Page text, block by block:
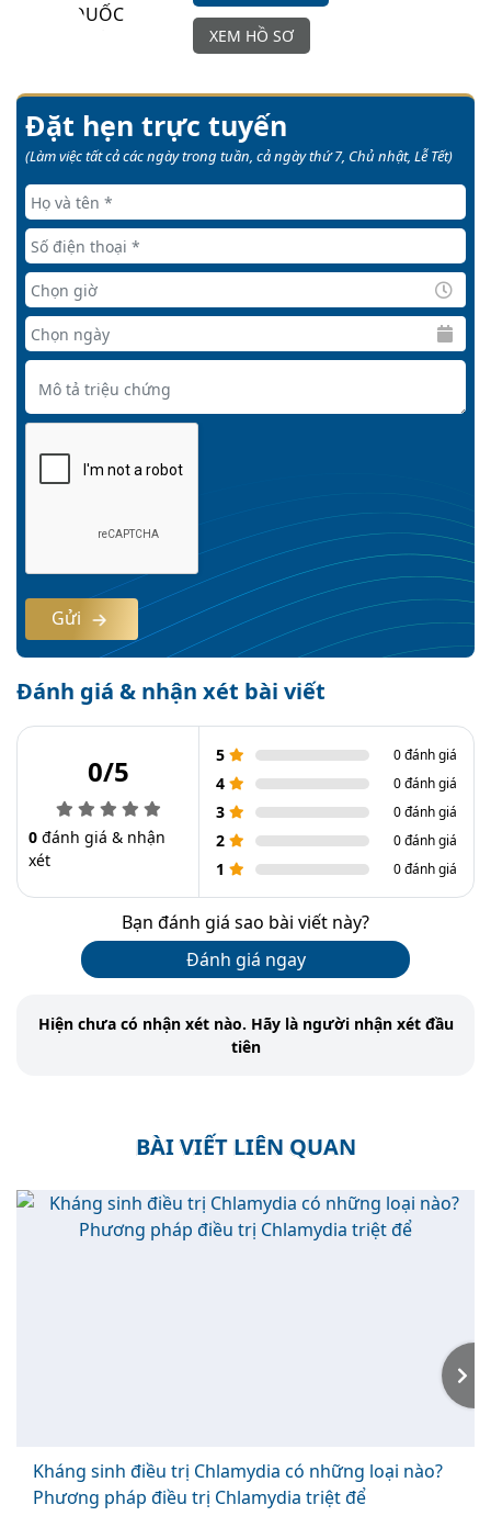
XEM HỒ SƠ
Đặt hẹn trực tuyến
(Làm việc tất cả các ngày trong tuần, cả ngày thứ 7, Chủ nhật, Lễ Tết)
Gửi
Đánh giá & nhận xét bài viết
0/5
0 đánh giá & nhận
xét
5 0 đánh giá
4 0 đánh giá
3 0 đánh giá
2 0 đánh giá
1 0 đánh giá
Bạn đánh giá sao bài viết này?
Đánh giá ngay
Hiện chưa có nhận xét nào. Hãy là người nhận xét đầu
tiên
BÀI VIẾT LIÊN QUAN
Kháng sinh điều trị Chlamydia có những loại nào?
Phương pháp điều trị Chlamydia triệt để